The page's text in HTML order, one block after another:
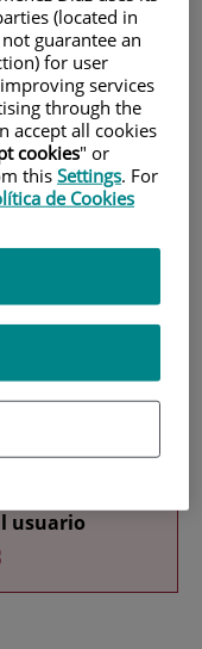
usuario
(located in
guarantee an
for user
services
through the
accept all cookies
cookies" or
this Settings. For
de Cookies